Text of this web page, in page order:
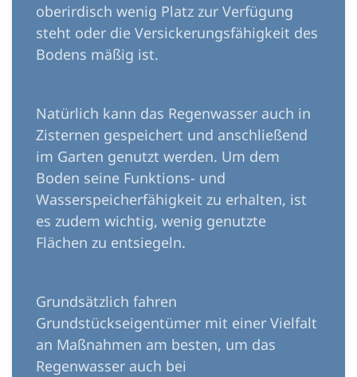
oberirdisch wenig Platz zur Verfügung
steht oder die Versickerungsfähigkeit des
Bodens mäßig ist.
Natürlich kann das Regenwasser auch in
Zisternen gespeichert und anschließend
im Garten genutzt werden. Um dem
Boden seine Funktions- und
Wasserspeicherfähigkeit zu erhalten, ist
es zudem wichtig, wenig genutzte
Flächen zu entsiegeln.
Grundsätzlich fahren
Grundstückseigentümer mit einer Vielfalt
an Maßnahmen am besten, um das
Regenwasser auch bei